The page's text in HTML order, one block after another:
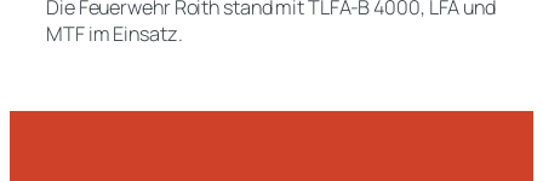
Die Feuerwehr Roith stand mit TLFA-B 4000, LFA und
MTF im Einsatz.